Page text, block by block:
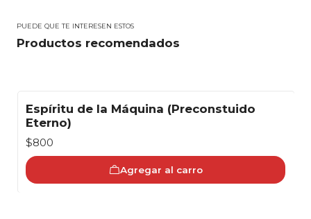
PUEDE QUE TE INTERESEN ESTOS
Productos recomendados
Espíritu de la Máquina (Preconstuido
Eterno)
$800
Agregar al carro